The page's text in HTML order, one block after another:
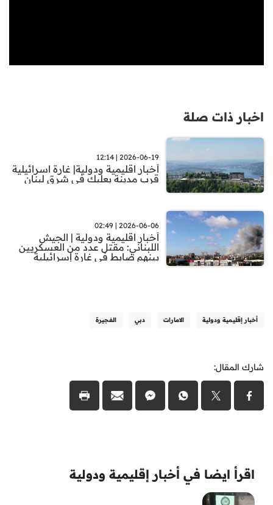
اخبار ذات صلة
2026-06-19 | 12:14
أخبار اقليمية ودولية| غارة اسرائيلية
قرب مدينة بعلبك في شرق لبنان
2026-06-06 | 02:49
أخبار اقليمية ودولية | الجيش
اللبناني: مقتل عدد من العسكريين
بينهم ضابط في غارة إسرائيلية
أخبار إقليمية ودولية الامارات دبي الفجيرة
شارك المقال:
اقرأ ايضا في أخبار إقليمية ودولية